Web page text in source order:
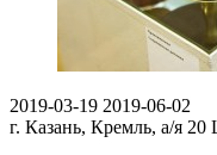
2019-03-19 2019-06-02
г. Казань, Кремль, а/я 20